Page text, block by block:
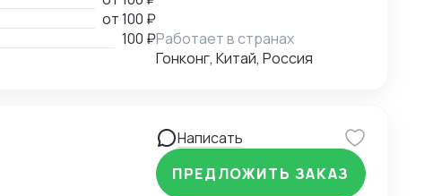
инвестиций на
всех
импорту; -
от100 ₽
100 ₽Работает в странах
Гонконг, Китай, Россия
Написать
ПРЕДЛОЖИТЬ ЗАКАЗ